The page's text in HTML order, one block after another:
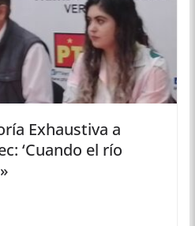
Exhaustiva a
‘Cuando el río